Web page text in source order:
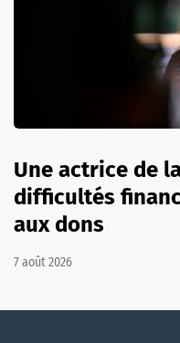
Une actrice de
difficultés
aux dons
7 août 2026